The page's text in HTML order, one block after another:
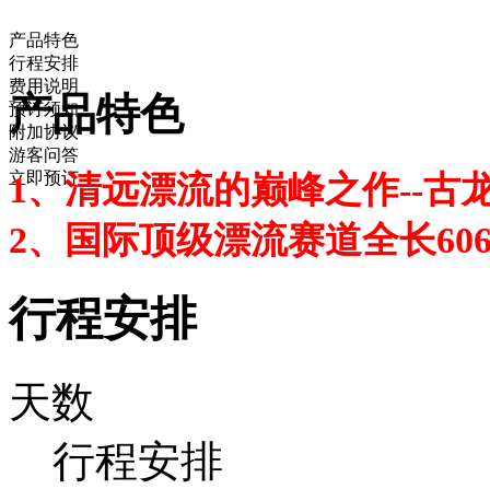
产品特色
行程安排
费用说明
预订须知
附加协议
游客问答
立即预订
产品特色
1、清远漂流的巅峰之作--古
2、国际顶级漂流赛道全长
行程安排
天数
行程安排